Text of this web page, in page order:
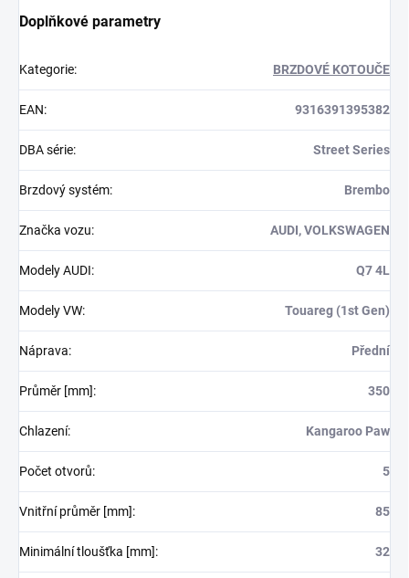
Doplňkové parametry
Kategorie: BRZDOVÉ KOTOUČE
EAN: 9316391395382
DBA série: Street Series
Brzdový systém: Brembo
Značka vozu: AUDI, VOLKSWAGEN
Modely AUDI: Q7 4L
Modely VW: Touareg (1st Gen)
Náprava: Přední
Průměr [mm]: 350
Chlazení: Kangaroo Paw
Počet otvorů: 5
Vnitřní průměr [mm]: 85
Minimální tloušťka [mm]: 32